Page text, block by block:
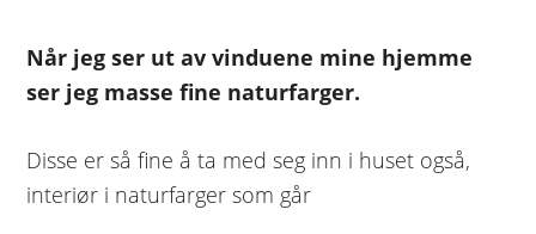
Når jeg ser ut av vinduene mine hjemme
ser jeg masse fine naturfarger.
Disse er så fine å ta med seg inn i huset også,
interiør i naturfarger som går